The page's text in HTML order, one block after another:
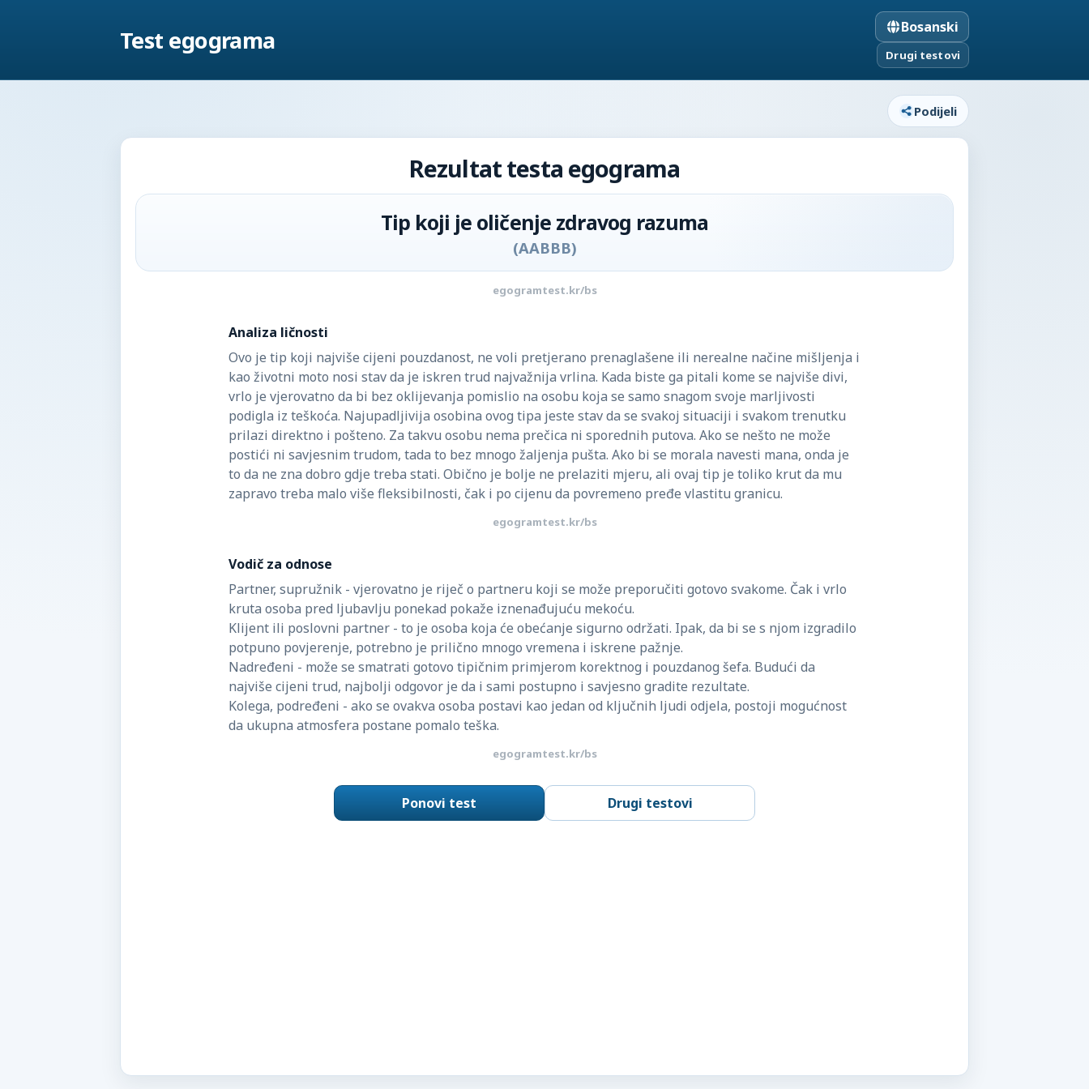
Test egograma Bosanski
Drugi testovi
Podijeli
Rezultat testa egograma
Tip koji je oličenje zdravog razuma
(AABBB)
egogramtest.kr/bs
Analiza ličnosti
Ovo je tip koji najviše cijeni pouzdanost, ne voli pretjerano prenaglašene ili nerealne načine mišljenja i
kao životni moto nosi stav da je iskren trud najvažnija vrlina. Kada biste ga pitali kome se najviše divi,
vrlo je vjerovatno da bi bez oklijevanja pomislio na osobu koja se samo snagom svoje marljivosti
podigla iz teškoća. Najupadljivija osobina ovog tipa jeste stav da se svakoj situaciji i svakom trenutku
prilazi direktno i pošteno. Za takvu osobu nema prečica ni sporednih putova. Ako se nešto ne može
postići ni savjesnim trudom, tada to bez mnogo žaljenja pušta. Ako bi se morala navesti mana, onda je
to da ne zna dobro gdje treba stati. Obično je bolje ne prelaziti mjeru, ali ovaj tip je toliko krut da mu
zapravo treba malo više fleksibilnosti, čak i po cijenu da povremeno pređe vlastitu granicu.
egogramtest.kr/bs
Vodič za odnose
Partner, supružnik - vjerovatno je riječ o partneru koji se može preporučiti gotovo svakome. Čak i vrlo
kruta osoba pred ljubavlju ponekad pokaže iznenađujuću mekoću.
Klijent ili poslovni partner - to je osoba koja će obećanje sigurno održati. Ipak, da bi se s njom izgradilo
potpuno povjerenje, potrebno je prilično mnogo vremena i iskrene pažnje.
Nadređeni - može se smatrati gotovo tipičnim primjerom korektnog i pouzdanog šefa. Budući da
najviše cijeni trud, najbolji odgovor je da i sami postupno i savjesno gradite rezultate.
Kolega, podređeni - ako se ovakva osoba postavi kao jedan od ključnih ljudi odjela, postoji mogućnost
da ukupna atmosfera postane pomalo teška.
egogramtest.kr/bs
Ponovi test Drugi testovi